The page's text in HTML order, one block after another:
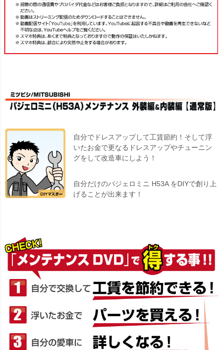
自分でドレスアップして工賃節約！そして浮
いたお金で更なるドレスアップやチューニン
グをして改造車にしよう！
自分だけのパジェロミニ H53A をDIYで創り上
げることが出来ます！